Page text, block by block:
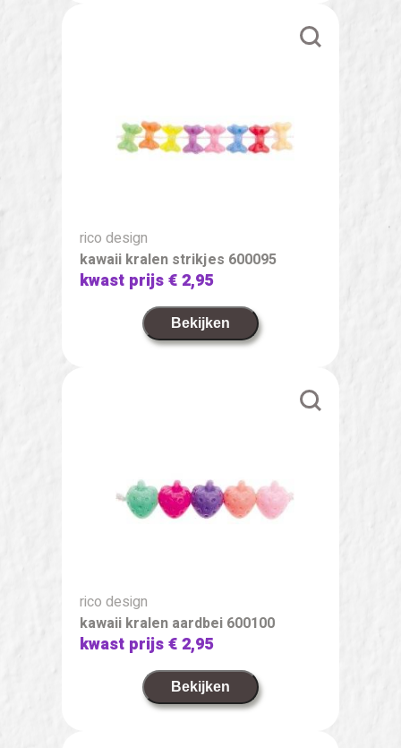
rico design
kawaii kralen strikjes 600095
kwast prijs€ 2,95
Bekijken
rico design
kawaii kralen aardbei 600100
kwast prijs€ 2,95
Bekijken